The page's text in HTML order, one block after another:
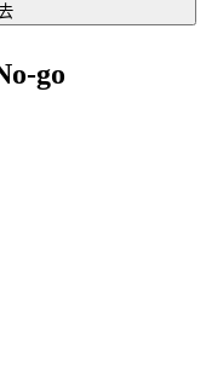
go